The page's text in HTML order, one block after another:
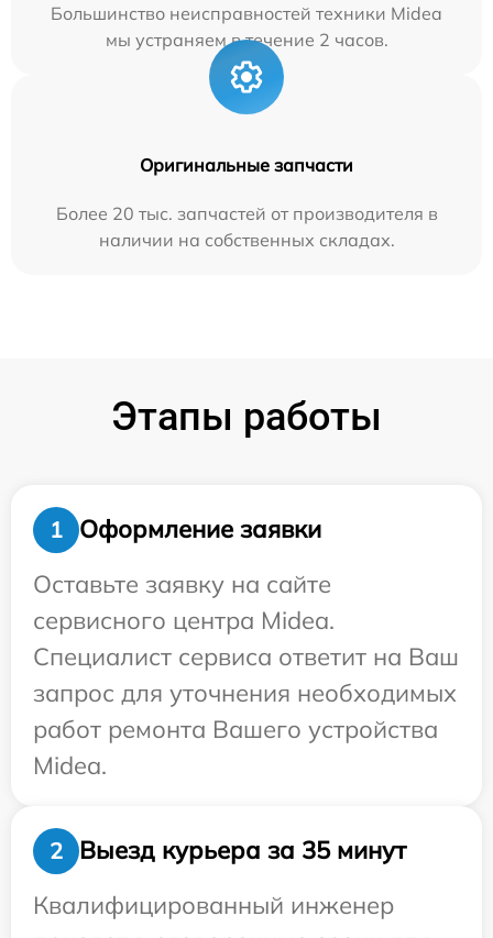
Большинство неисправностей техники Midea
мы устраняем в течение 2 часов.
Оригинальные запчасти
Более 20 тыс. запчастей от производителя в
наличии на собственных складах.
Этапы работы
1
Оформление заявки
Оставьте заявку на сайте
сервисного центра Midea.
Специалист сервиса ответит на Ваш
запрос для уточнения необходимых
работ ремонта Вашего устройства
Midea.
2
Выезд курьера за 35 минут
Квалифицированный инженер